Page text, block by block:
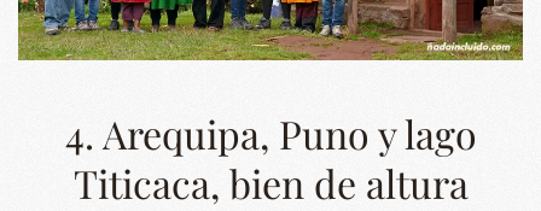
4. Arequipa, Puno y lago
Titicaca, bien de altura